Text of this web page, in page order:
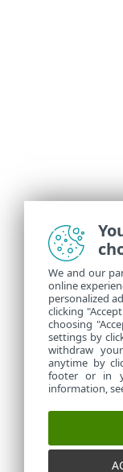
We and our
online
personalized
clicking
choosing
settings by
withdraw
anytime by
footer or in
information,